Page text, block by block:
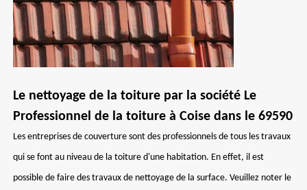
Le nettoyage de la toiture par la société Le
Professionnel de la toiture à Coise dans le 69590
Les entreprises de couverture sont des professionnels de tous les travaux
qui se font au niveau de la toiture d'une habitation. En effet, il est
possible de faire des travaux de nettoyage de la surface. Veuillez noter le